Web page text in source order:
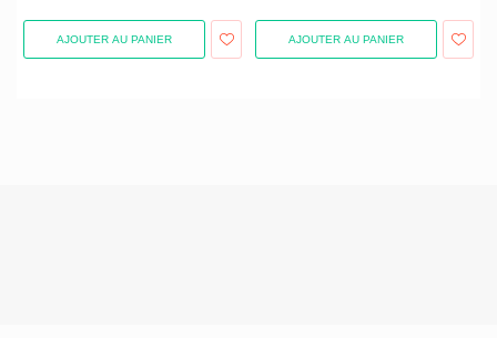
AJOUTER AU PANIER AJOUTER AU PANIER